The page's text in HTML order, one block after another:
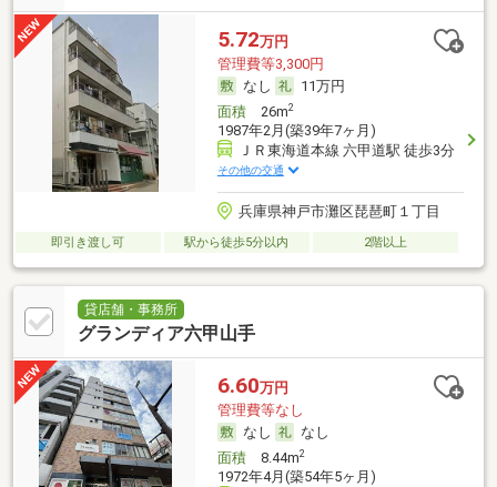
5.72万円
管理費等3,300円
なし
11万円
面積26m2
1987年2月(築39年7ヶ月)
ＪＲ東海道本線 六甲道駅 徒歩3分
その他の交通
兵庫県神戸市灘区琵琶町１丁目
即引き渡し可 駅から徒歩5分以内 2階以上
貸店舗・事務所
グランディア六甲山手
6.60万円
管理費等なし
なし
なし
面積8.44m2
1972年4月(築54年5ヶ月)